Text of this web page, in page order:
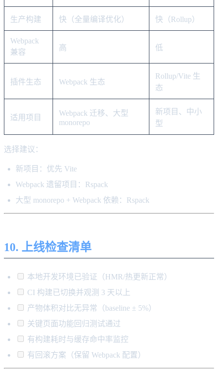
生产构建 快（全量编译优化） 快（Rollup）
Webpack
兼容
高 低
插件生态 Webpack 生态
Rollup/Vite 生
态
适用项目
Webpack 迁移、大型
monorepo
新项目、中小
型
选择建议：
新项目：优先 Vite
Webpack 遗留项目：Rspack
大型 monorepo + Webpack 依赖：Rspack
10. 上线检查清单
本地开发环境已验证（HMR/热更新正常）
CI 构建已切换并观测 3 天以上
产物体积对比无异常（baseline ± 5%）
关键页面功能回归测试通过
有构建耗时与缓存命中率监控
有回滚方案（保留 Webpack 配置）